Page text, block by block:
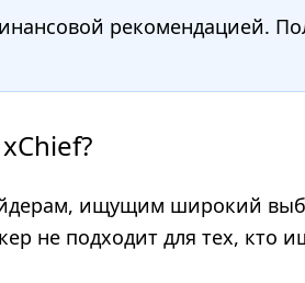
рекомендацией.
ищущим широкий
не подходит для тех, кто